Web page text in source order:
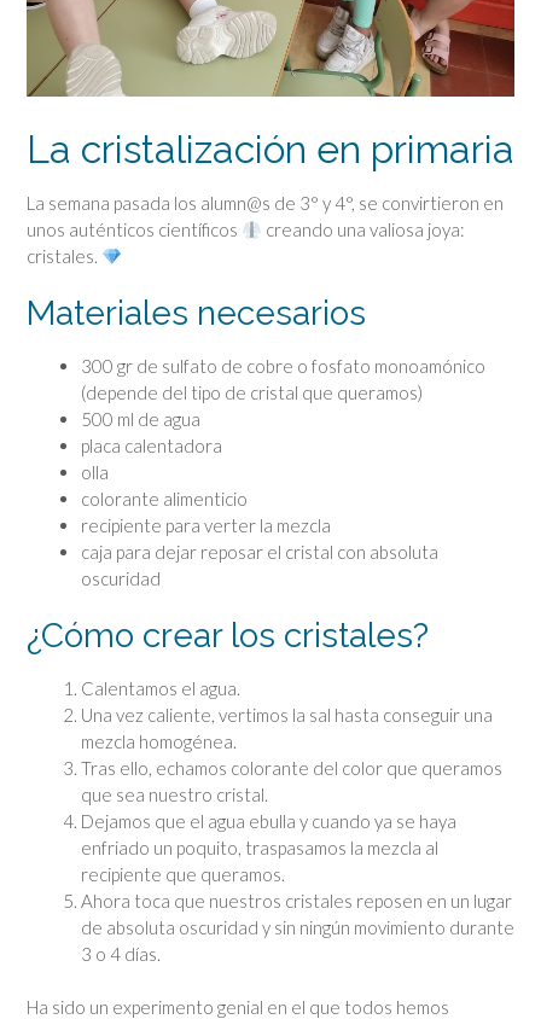
La cristalización en primaria
La semana pasada los alumn@s de 3° y 4°, se convirtieron en
unos auténticos científicos
creando una valiosa joya:
cristales.
Materiales necesarios
300 gr de sulfato de cobre o fosfato monoamónico
(depende del tipo de cristal que queramos)
500 ml de agua
placa calentadora
olla
colorante alimenticio
recipiente para verter la mezcla
caja para dejar reposar el cristal con absoluta
oscuridad
¿Cómo crear los cristales?
Calentamos el agua.
Una vez caliente, vertimos la sal hasta conseguir una
mezcla homogénea.
Tras ello, echamos colorante del color que queramos
que sea nuestro cristal.
Dejamos que el agua ebulla y cuando ya se haya
enfriado un poquito, traspasamos la mezcla al
recipiente que queramos.
Ahora toca que nuestros cristales reposen en un lugar
de absoluta oscuridad y sin ningún movimiento durante
3 o 4 días.
Ha sido un experimento genial en el que todos hemos